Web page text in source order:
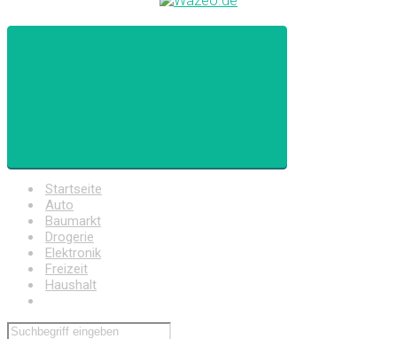
Startseite
Auto
Baumarkt
Drogerie
Elektronik
Freizeit
Haushalt